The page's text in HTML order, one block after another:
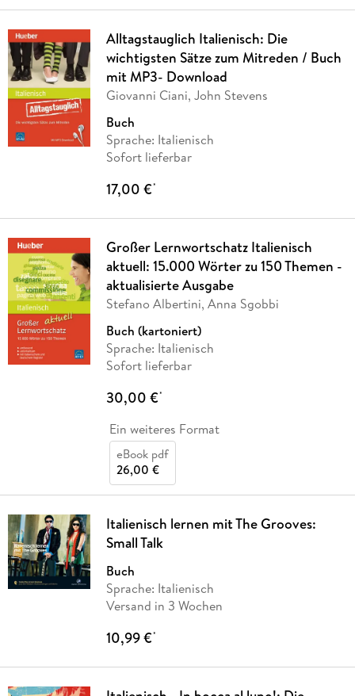
Alltagstauglich Italienisch: Die
wichtigsten Sätze zum Mitreden / Buch
mit MP3- Download
Giovanni Ciani, John Stevens
Buch
Sprache: Italienisch
Sofort lieferbar
17,00 €*
Großer Lernwortschatz Italienisch
aktuell: 15.000 Wörter zu 150 Themen -
aktualisierte Ausgabe
Stefano Albertini, Anna Sgobbi
Buch (kartoniert)
Sprache: Italienisch
Sofort lieferbar
30,00 €*
Ein weiteres Format
eBook pdf
26,00 €
Italienisch lernen mit The Grooves:
Small Talk
Buch
Sprache: Italienisch
Versand in 3 Wochen
10,99 €*